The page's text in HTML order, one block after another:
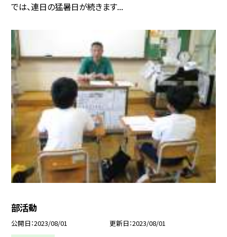
では、連日の猛暑日が続きます...
部活動
公開日 2023/08/01 更新日 2023/08/01